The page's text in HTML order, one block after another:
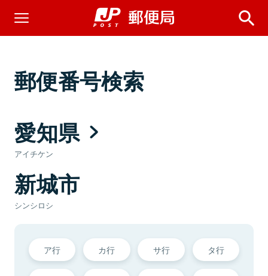
郵便番号検索
愛知県
アイチケン
新城市
シンシロシ
ア行 カ行 サ行 タ行